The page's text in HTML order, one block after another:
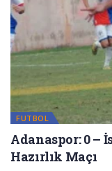
FUTBOL
Adanaspor: 0 –
Hazırlık Maçı